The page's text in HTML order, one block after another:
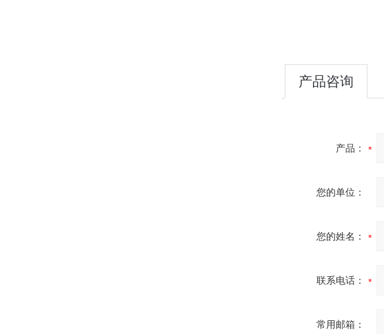
产品咨询
产品：
您的单位：
您的姓名：
联系电话：
常用邮箱：